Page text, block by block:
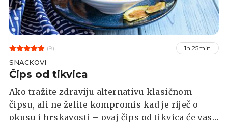
(9) 1h 25min
SNACKOVI
Čips od tikvica
Ako tražite zdraviju alternativu klasičnom
čipsu, ali ne želite kompromis kad je riječ o
okusu i hrskavosti – ovaj čips od tikvica će vas